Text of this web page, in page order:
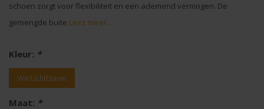
schoen zorgt voor flexibiliteit en een ademend vermogen. De
gemengde buite Lees meer..
Kleur: *
Wit/Lichtblauw
Maat: *